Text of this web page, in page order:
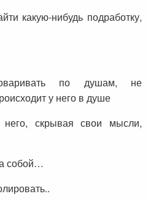
какую-нибудь подработку,
по душам, не
у него в душе
скрывая свои мысли,
собой…